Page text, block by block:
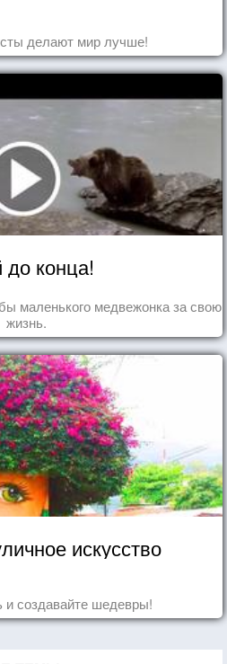
делают мир лучше!
до конца!
маленького медвежонка за свою
жизнь.
искусство
и создавайте шедевры!